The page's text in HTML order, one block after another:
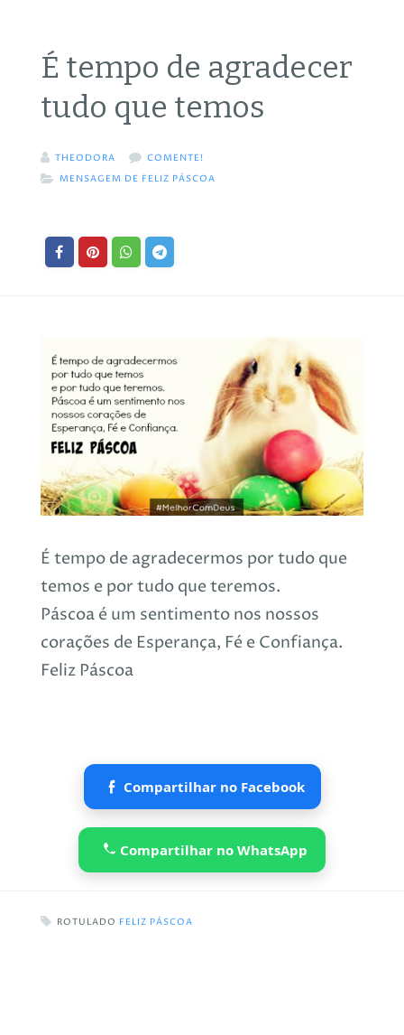
É tempo de agradecer
tudo que temos
THEODORA
COMENTE!
MENSAGEM DE FELIZ PÁSCOA
É tempo de agradecermos por tudo que
temos e por tudo que teremos.
Páscoa é um sentimento nos nossos
corações de Esperança, Fé e Confiança.
Feliz Páscoa
Compartilhar no Facebook
Compartilhar no WhatsApp
ROTULADO FELIZ PÁSCOA